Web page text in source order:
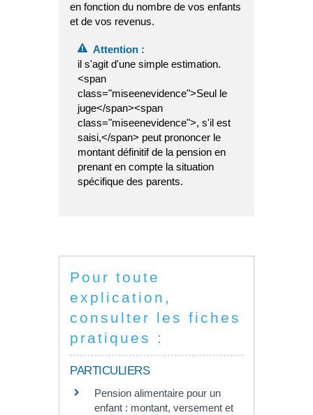
en fonction du nombre de vos enfants
et de vos revenus.
Attention :
il s'agit d'une simple estimation.
<span
class="miseenevidence">Seul le
juge</span><span
class="miseenevidence">, s'il est
saisi,</span> peut prononcer le
montant définitif de la pension en
prenant en compte la situation
spécifique des parents.
Pour toute
explication,
consulter les fiches
pratiques :
PARTICULIERS
Pension alimentaire pour un
enfant : montant, versement et